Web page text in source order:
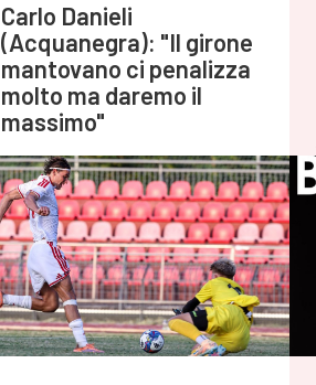
Carlo Danieli
(Acquanegra): "Il girone
mantovano ci penalizza
molto ma daremo il
massimo"
Agosto 07,2026